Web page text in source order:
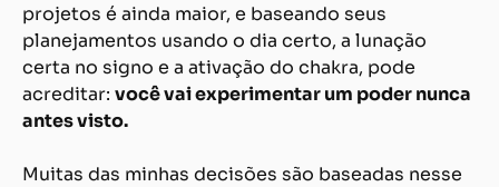
projetos é ainda maior, e baseando seus
planejamentos usando o dia certo, a lunação
certa no signo e a ativação do chakra, pode
acreditar: você vai experimentar um poder nunca
antes visto.
Muitas das minhas decisões são baseadas nesse